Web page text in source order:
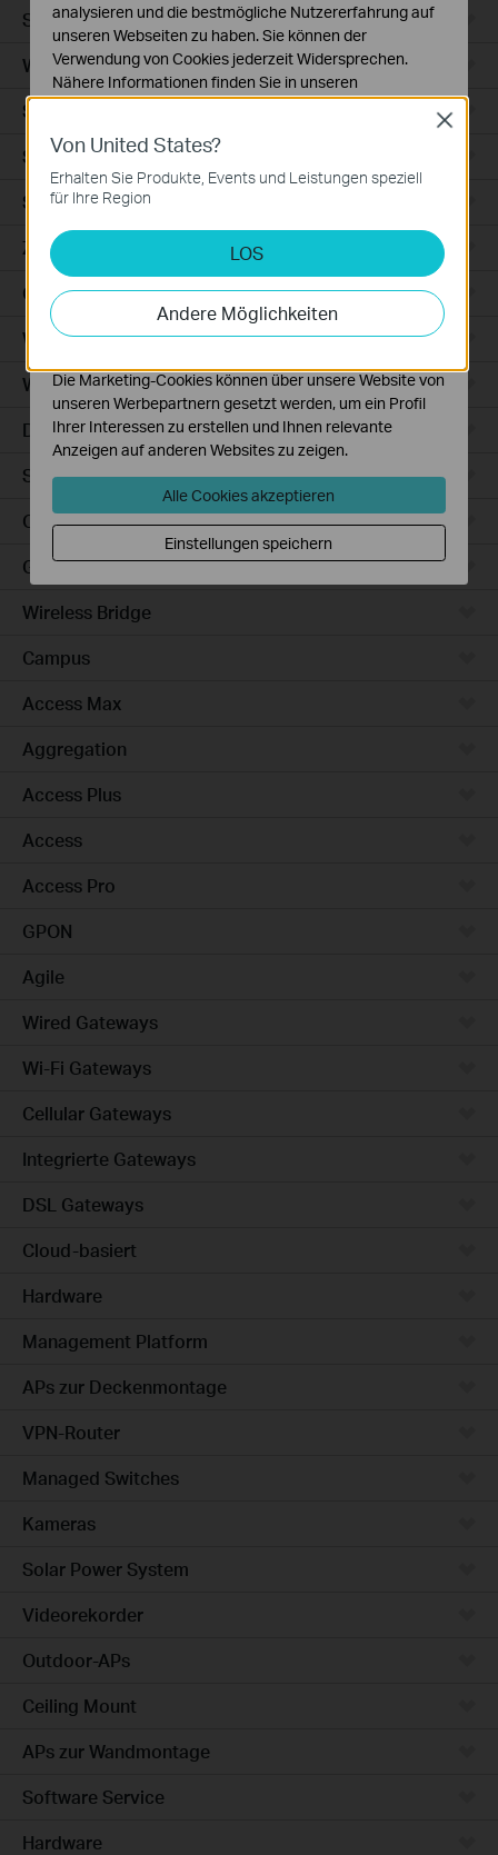
Smart Sensors
WLAN-Repeater+
Smartes Thermostat
Smart Hub
Saugroboter
Zubehör für Saugroboter
Ceiling Mount
WiFi
Wall Plate
Desktop
Switches
Outdoor
Gateways
Wireless Bridge
Campus
Access Max
Aggregation
Access Plus
Access
Access Pro
GPON
Agile
Wired Gateways
Wi-Fi Gateways
Cellular Gateways
Integrierte Gateways
DSL Gateways
Cloud-basiert
Hardware
Management Platform
APs zur Deckenmontage
VPN-Router
Managed Switches
Kameras
Solar Power System
Videorekorder
Outdoor-APs
Ceiling Mount
APs zur Wandmontage
Software Service
Hardware
Von United States?
Erhalten Sie Produkte, Events und Leistungen speziell
für Ihre Region
LOS
Andere Möglichkeiten
Close
analysieren und die bestmögliche Nutzererfahrung auf
unseren Webseiten zu haben. Sie können der
Verwendung von Cookies jederzeit Widersprechen.
Nähere Informationen finden Sie in unseren
Datenschutzhinweisen.
Notwendige Cookies
Diese Cookies sind zur Funktion der Website
erforderlich und können in Ihren Systemen nicht
Analyse- und Marketing-Cookies
Analyse-Cookies ermöglichen es uns, Ihre Aktivitäten
auf unserer Website zu analysieren, um die
Funktionsweise unserer Website zu verbessern und
Die Marketing-Cookies können über unsere Website von
unseren Werbepartnern gesetzt werden, um ein Profil
Ihrer Interessen zu erstellen und Ihnen relevante
Anzeigen auf anderen Websites zu zeigen.
Alle Cookies akzeptieren
Einstellungen speichern